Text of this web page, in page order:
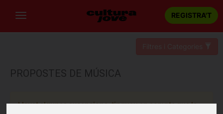
REGISTRA'T
PROPOSTES DE MÚSICA
Llevat algunes excepcions, tingueu en compte que la